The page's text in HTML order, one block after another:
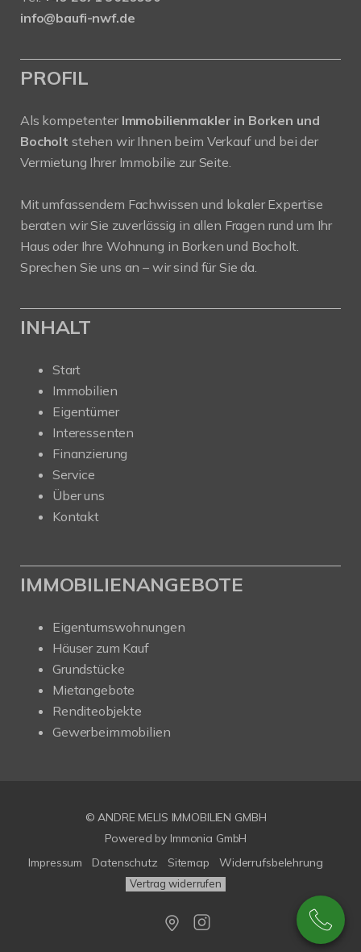
info@baufi-nwf.de
PROFIL
Als kompetenter Immobilienmakler in Borken und
Bocholt stehen wir Ihnen beim Verkauf und bei der
Vermietung Ihrer Immobilie zur Seite.
Mit umfassendem Fachwissen und lokaler Expertise
beraten wir Sie zuverlässig in allen Fragen rund um Ihr
Haus oder Ihre Wohnung in Borken und Bocholt.
Sprechen Sie uns an – wir sind für Sie da.
INHALT
Start
Immobilien
Eigentümer
Interessenten
Finanzierung
Service
Über uns
Kontakt
IMMOBILIENANGEBOTE
Eigentumswohnungen
Häuser zum Kauf
Grundstücke
Mietangebote
Renditeobjekte
Gewerbeimmobilien
© ANDRE MELIS IMMOBILIEN GMBH
Powered by Immonia GmbH
Impressum
Datenschutz Sitemap Widerrufsbelehrung
Vertrag widerrufen